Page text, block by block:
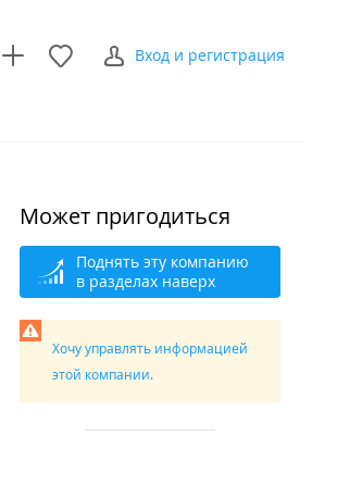
Вход и регистрация
Может пригодиться
Поднять эту компанию
в разделах наверх
Хочу управлять информацией
этой компании.